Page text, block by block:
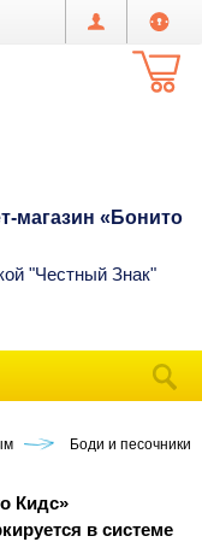
магазин «Бонито
"Честный Знак"
Боди и
Кидс»
в системе